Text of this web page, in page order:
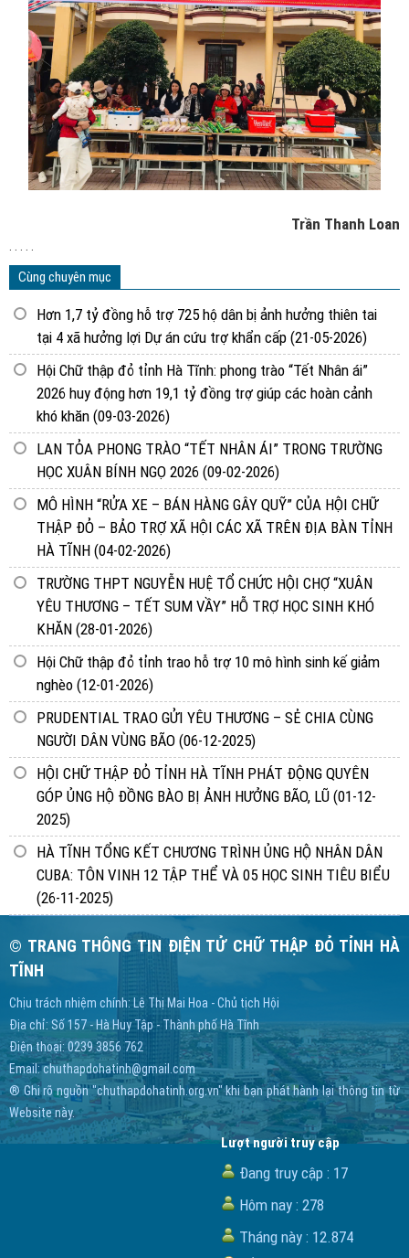
Trần Thanh Loan
Cùng chuyên mục
Hơn 1,7 tỷ đồng hỗ trợ 725 hộ dân bị ảnh hưởng thiên tai
tại 4 xã hưởng lợi Dự án cứu trợ khẩn cấp (21-05-2026)
Hội Chữ thập đỏ tỉnh Hà Tĩnh: phong trào “Tết Nhân ái”
2026 huy động hơn 19,1 tỷ đồng trợ giúp các hoàn cảnh
khó khăn (09-03-2026)
LAN TỎA PHONG TRÀO “TẾT NHÂN ÁI” TRONG TRƯỜNG
HỌC XUÂN BÍNH NGỌ 2026 (09-02-2026)
MÔ HÌNH “RỬA XE – BÁN HÀNG GÂY QUỸ” CỦA HỘI CHỮ
THẬP ĐỎ – BẢO TRỢ XÃ HỘI CÁC XÃ TRÊN ĐỊA BÀN TỈNH
HÀ TĨNH (04-02-2026)
TRƯỜNG THPT NGUYỄN HUỆ TỔ CHỨC HỘI CHỢ “XUÂN
YÊU THƯƠNG – TẾT SUM VẦY” HỖ TRỢ HỌC SINH KHÓ
KHĂN (28-01-2026)
Hội Chữ thập đỏ tỉnh trao hỗ trợ 10 mô hình sinh kế giảm
nghèo (12-01-2026)
PRUDENTIAL TRAO GỬI YÊU THƯƠNG – SẺ CHIA CÙNG
NGƯỜI DÂN VÙNG BÃO (06-12-2025)
HỘI CHỮ THẬP ĐỎ TỈNH HÀ TĨNH PHÁT ĐỘNG QUYÊN
GÓP ỦNG HỘ ĐỒNG BÀO BỊ ẢNH HƯỞNG BÃO, LŨ (01-12-
2025)
HÀ TĨNH TỔNG KẾT CHƯƠNG TRÌNH ỦNG HỘ NHÂN DÂN
CUBA: TÔN VINH 12 TẬP THỂ VÀ 05 HỌC SINH TIÊU BIỂU
(26-11-2025)
© TRANG THÔNG TIN ĐIỆN TỬ CHỮ THẬP ĐỎ TỈNH HÀ
TĨNH
Chịu trách nhiệm chính: Lê Thị Mai Hoa - Chủ tịch Hội
Địa chỉ: Số 157 - Hà Huy Tập - Thành phố Hà Tĩnh
Điện thoại: 0239 3856 762
Email:chuthapdohatinh@gmail.com
® Ghi rõ nguồn "chuthapdohatinh.org.vn" khi bạn phát hành lại thông tin từ
Website này.
Lượt người truy cập
Đang truy cập : 17
Hôm nay : 278
Tháng này : 12.874